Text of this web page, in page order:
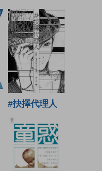
#抉擇代理人